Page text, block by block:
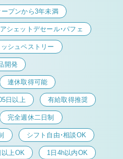
ープンから3年未満
アシェットデセール・パフェ
シュペストリー
開発
連休取得可能
日以上 有給取得推奨
完全週休二日制
シフト自由・相談OK
以上OK 1日4h以内OK